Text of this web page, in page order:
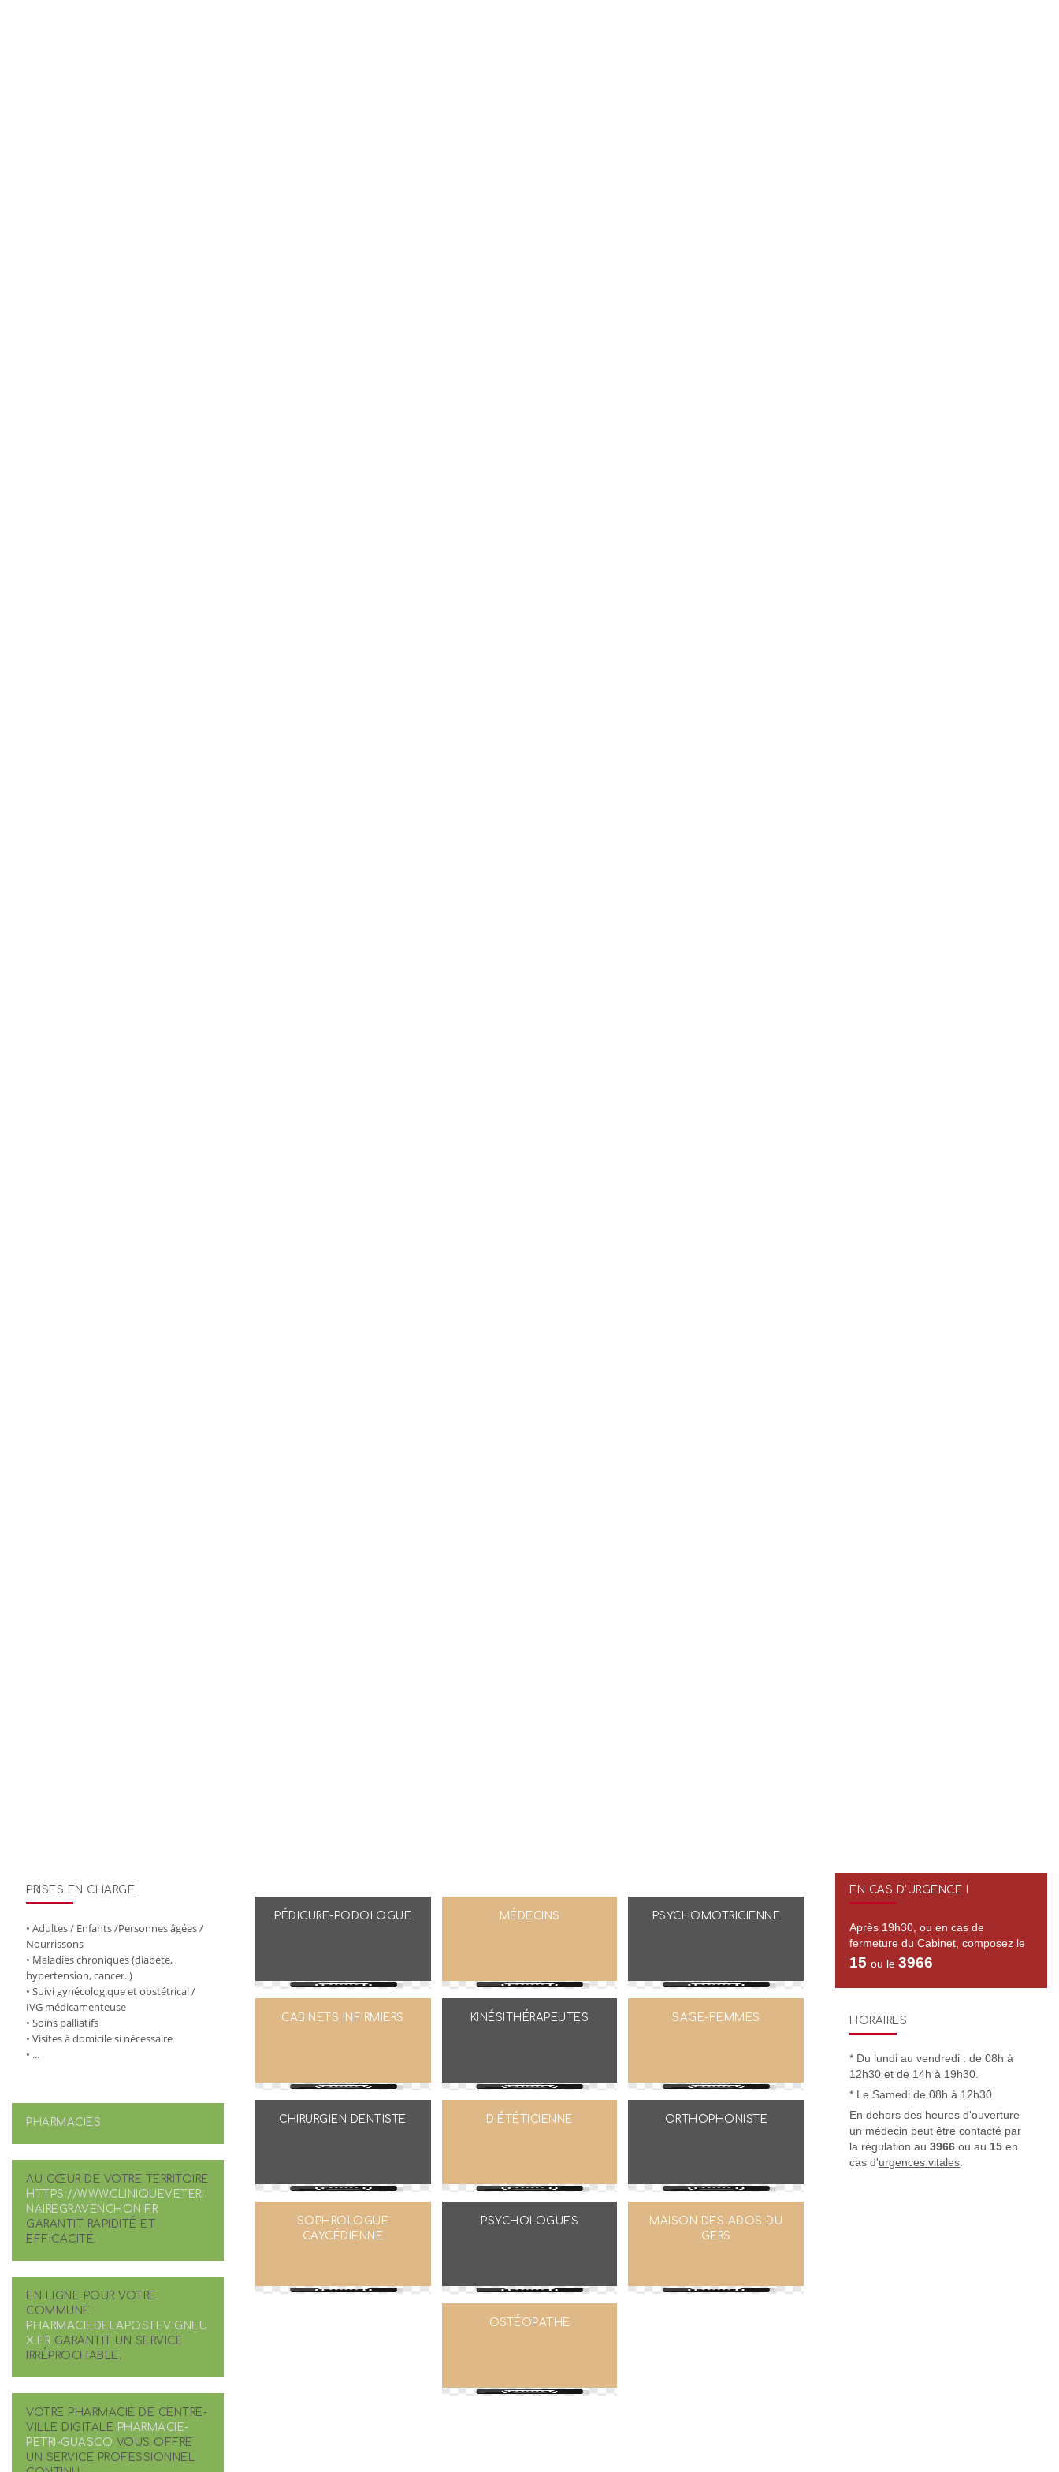
de santé de proximité regroupant toutes les compétences
essentielles
PRISES EN CHARGE
• Adultes / Enfants /Personnes âgées /
Nourrissons
• Maladies chroniques (diabète,
hypertension, cancer..)
• Suivi gynécologique et obstétrical /
IVG médicamenteuse
• Soins palliatifs
• Visites à domicile si nécessaire
• ...
PHARMACIES
AU CŒUR DE VOTRE TERRITOIRE
HTTPS://WWW.CLINIQUEVETERI
NAIREGRAVENCHON.FR
GARANTIT RAPIDITÉ ET
EFFICACITÉ.
EN LIGNE POUR VOTRE
COMMUNE
PHARMACIEDELAPOSTEVIGNEU
X.FRGARANTIT UN SERVICE
IRRÉPROCHABLE.
VOTRE PHARMACIE DE CENTRE-
VILLE DIGITALE PHARMACIE-
PETRI-GUASCO VOUS OFFRE
UN SERVICE PROFESSIONNEL
EN CAS D'URGENCE !
Après 19h30, ou en cas de
fermeture du Cabinet, composez le
15ou le3966
HORAIRES
* Du lundi au vendredi : de 08h à
12h30 et de 14h à 19h30.
* Le Samedi de 08h à 12h30
En dehors des heures d'ouverture
un médecin peut être contacté par
la régulation au3966 ou au 15 en
cas d'urgences vitales.
PÉDICURE-PODOLOGUE
CABINETS INFIRMIERS
CHIRURGIEN DENTISTE
SOPHROLOGUE
CAYCÉDIENNE
PSYCHOMOTRICIENNE
SAGE-FEMMES
ORTHOPHONISTE
MAISON DES ADOS DU
GERS
MÉDECINS
KINÉSITHÉRAPEUTES
DIÉTÉTICIENNE
PSYCHOLOGUES
OSTÉOPATHE